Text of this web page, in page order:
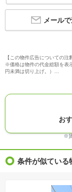
メール
【この物件広告についての注
※価格は物件の代金総額を表
円未満は切り上げ。）
※写真に写っている、または
※建築条件付き土地価格には
※物件情報は、原則として情
※完成予想図はいずれも外構
※モデルルーム・モデルハウ
※ＣＧ合成の画像の場合、実
※物件特徴：販売戸数が複数
※価格更新：物件価格が変更
※建築条件土地の情報内に掲
お
※
条件が似ている